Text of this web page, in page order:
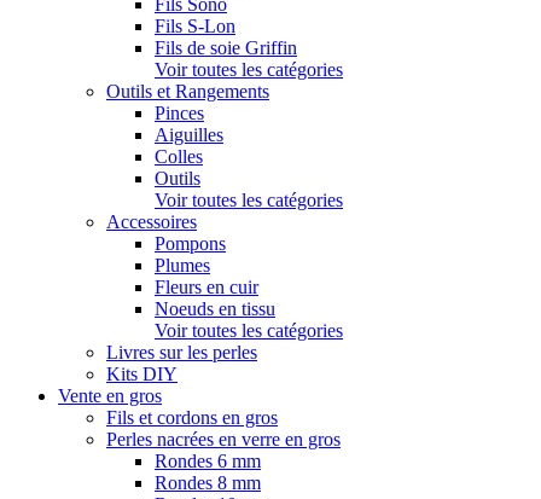
Fils Sono
Fils S-Lon
Fils de soie Griffin
Voir toutes les catégories
Outils et Rangements
Pinces
Aiguilles
Colles
Outils
Voir toutes les catégories
Accessoires
Pompons
Plumes
Fleurs en cuir
Noeuds en tissu
Voir toutes les catégories
Livres sur les perles
Kits DIY
Vente en gros
Fils et cordons en gros
Perles nacrées en verre en gros
Rondes 6 mm
Rondes 8 mm